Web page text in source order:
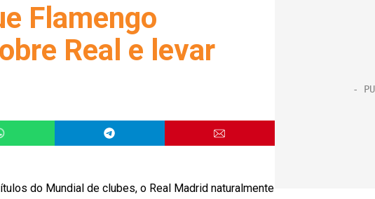
Flamengo
Real e levar
do Mundial de clubes, o Real Madrid naturalmente